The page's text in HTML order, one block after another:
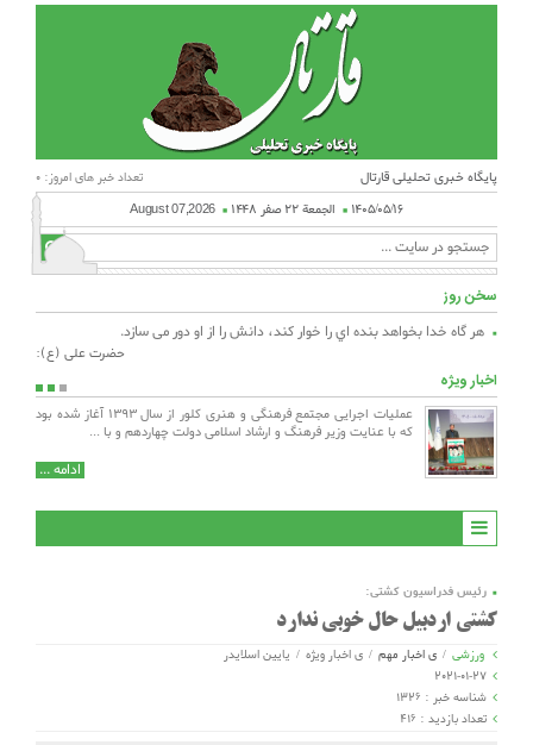
پایگاه خبری تحلیلی قارتال تعداد خبر های امروز: 0
۱۴۰۵/۰۵/۱۶ الجمعة ۲۲ صفر ۱۴۴۸ August 07,2026
سخن روز
هر گاه خدا بخواهد بنده اي را خوار كند، دانش را از او دور می سازد.
حضرت علی (ع):
اخبار ویژه
عملیات اجرایی مجتمع فرهنگی و هنری کلور از سال ۱۳۹۳ آغاز شده
که با عنایت وزیر فرهنگ و ارشاد اسلامی دولت چهاردهم و با ...
بسم الله
رئیس فدراسیون کشتی:
کشتی اردبیل حال خوبی ندارد
ورزشی / ی اخبار مهم / ی اخبار ویژه / یایین اسلایدر
2021-01-27
شناسه خبر : 1326
تعداد بازدید : 416